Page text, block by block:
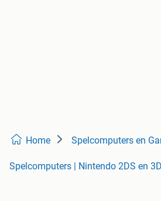
Home Spelcomputers en
Spelcomputers | Nintendo 2DS en